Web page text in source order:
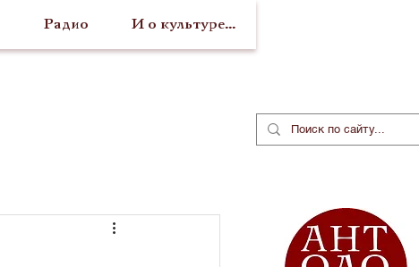
Радио И о культуре...